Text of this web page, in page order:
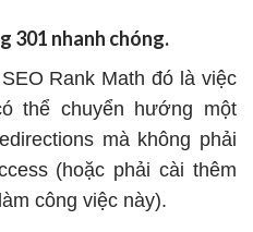
301 nhanh chóng.
Rank Math đó là việc
thể chuyển hướng một
mà không phải
(hoặc phải cài thêm
công việc này).